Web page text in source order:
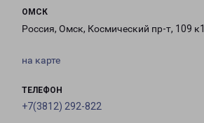
ОМСК
Россия, Омск, Космический пр-т, 109 к1
на карте
ТЕЛЕФОН
+7(3812) 292-822